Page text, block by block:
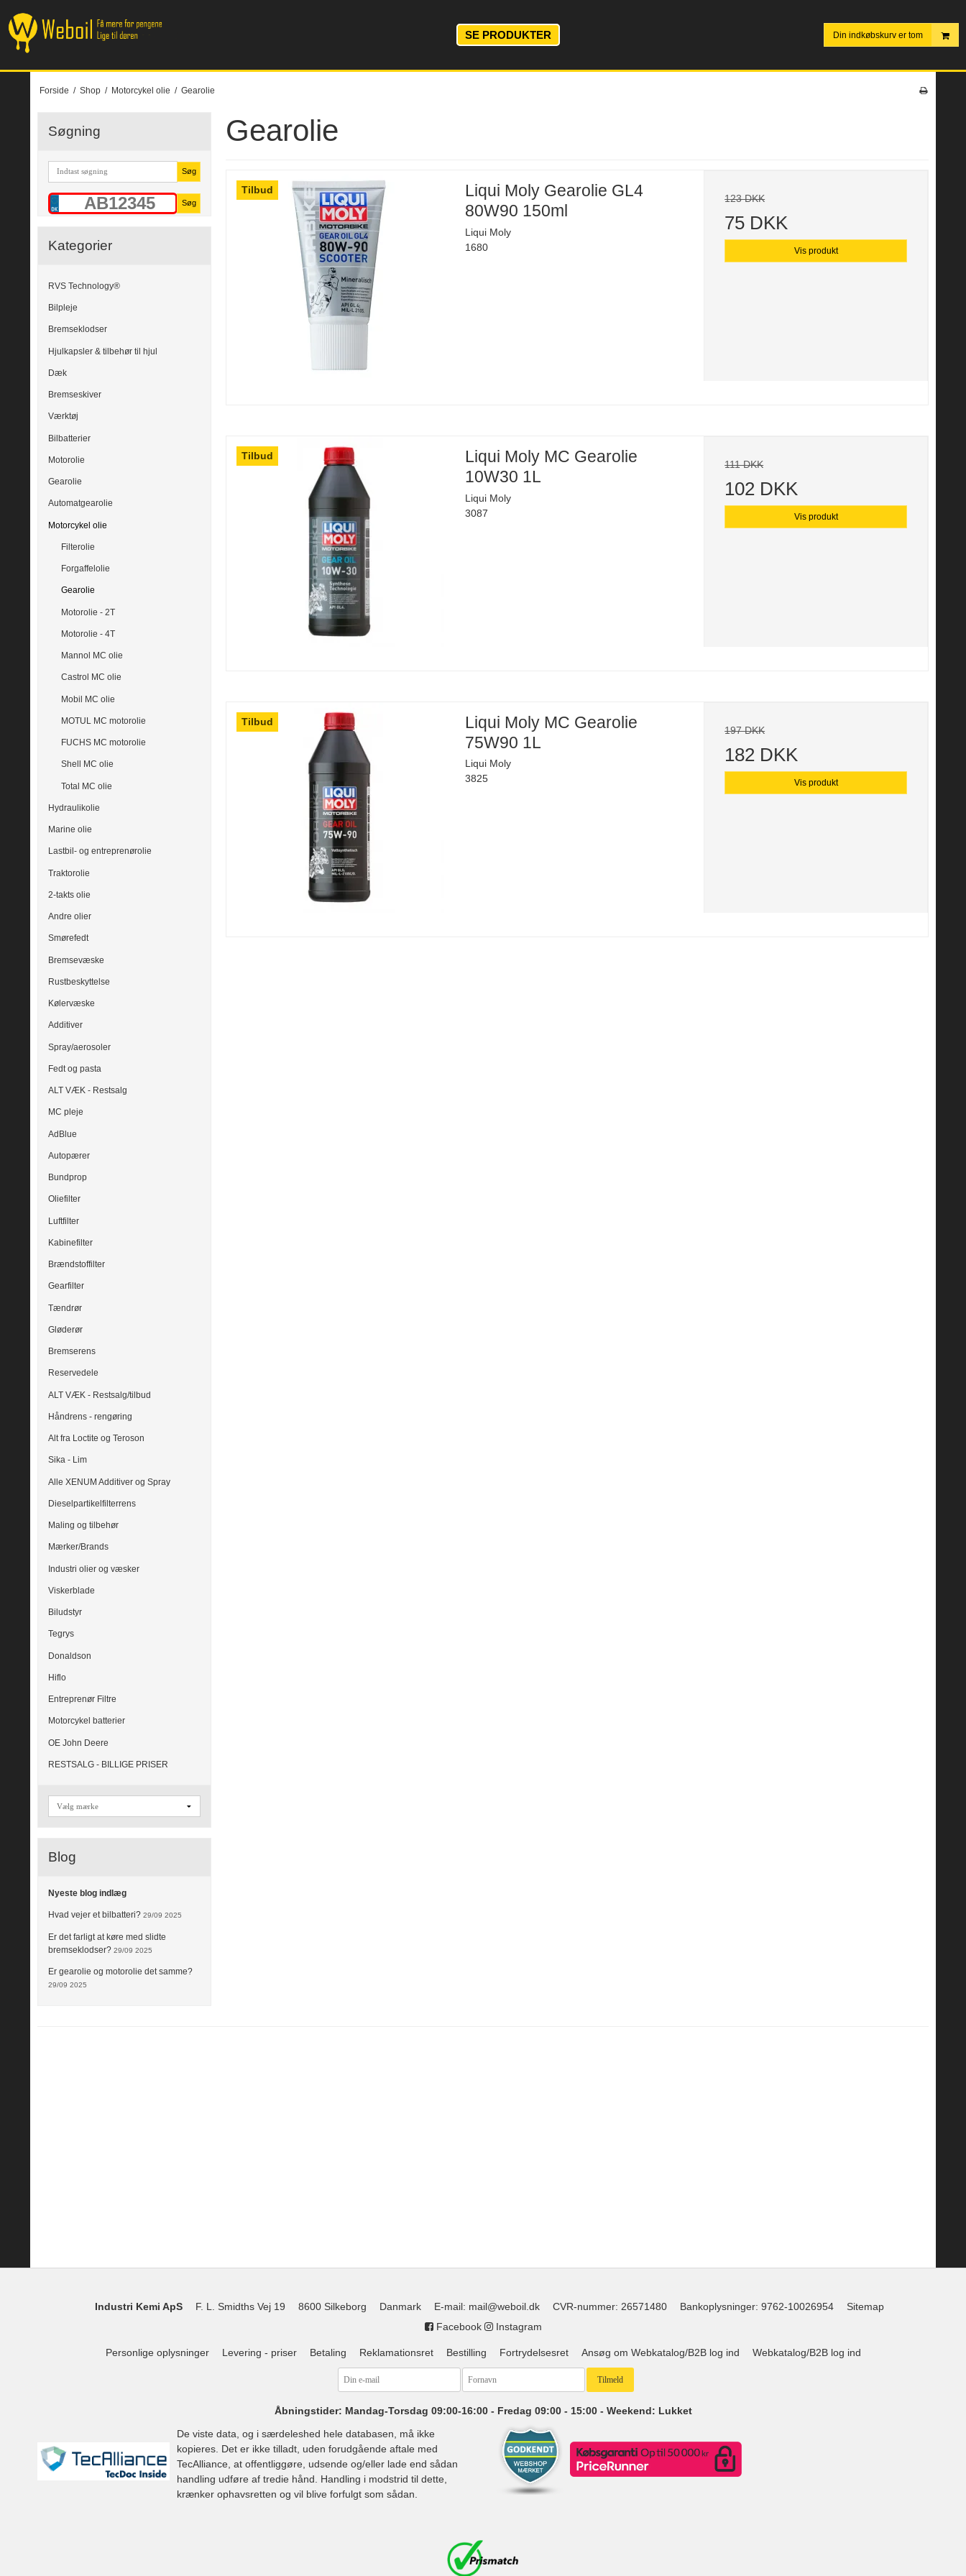
SE PRODUKTER Din indkøbskurv er tom
Forside / Shop / Motorcykel olie / Gearolie
Søgning
Søg
Søg
Kategorier
RVS Technology®
Bilpleje
Bremseklodser
Hjulkapsler & tilbehør til hjul
Dæk
Bremseskiver
Værktøj
Bilbatterier
Motorolie
Gearolie
Automatgearolie
Motorcykel olie
Filterolie
Forgaffelolie
Gearolie
Motorolie - 2T
Motorolie - 4T
Mannol MC olie
Castrol MC olie
Mobil MC olie
MOTUL MC motorolie
FUCHS MC motorolie
Shell MC olie
Total MC olie
Hydraulikolie
Marine olie
Lastbil- og entreprenørolie
Traktorolie
2-takts olie
Andre olier
Smørefedt
Bremsevæske
Rustbeskyttelse
Kølervæske
Additiver
Spray/aerosoler
Fedt og pasta
ALT VÆK - Restsalg
MC pleje
AdBlue
Autopærer
Bundprop
Oliefilter
Luftfilter
Kabinefilter
Brændstoffilter
Gearfilter
Tændrør
Gløderør
Bremserens
Reservedele
ALT VÆK - Restsalg/tilbud
Håndrens - rengøring
Alt fra Loctite og Teroson
Sika - Lim
Alle XENUM Additiver og Spray
Dieselpartikelfilterrens
Maling og tilbehør
Mærker/Brands
Industri olier og væsker
Viskerblade
Biludstyr
Tegrys
Donaldson
Hiflo
Entreprenør Filtre
Motorcykel batterier
OE John Deere
RESTSALG - BILLIGE PRISER
Blog
Nyeste blog indlæg
Hvad vejer et bilbatteri? 29/09 2025
Er det farligt at køre med slidte
bremseklodser? 29/09 2025
Er gearolie og motorolie det samme?
29/09 2025
Gearolie
Tilbud
Liqui Moly Gearolie GL4
80W90 150ml
Liqui Moly
1680
123 DKK
75 DKK
Vis produkt
Tilbud
Liqui Moly MC Gearolie
10W30 1L
Liqui Moly
3087
111 DKK
102 DKK
Vis produkt
Tilbud
Liqui Moly MC Gearolie
75W90 1L
Liqui Moly
3825
197 DKK
182 DKK
Vis produkt
Industri Kemi ApS F. L. Smidths Vej 19 8600 Silkeborg Danmark E-mail: mail@weboil.dk CVR-nummer: 26571480 Bankoplysninger: 9762-10026954
Sitemap
Facebook
Instagram
Personlige oplysninger Levering - priser Betaling Reklamationsret Bestilling Fortrydelsesret Ansøg om Webkatalog/B2B log ind Webkatalog/B2B log ind
Åbningstider: Mandag-Torsdag 09:00-16:00 - Fredag 09:00 - 15:00 - Weekend: Lukket
De viste data, og i særdeleshed hele databasen, må ikke
kopieres. Det er ikke tilladt, uden forudgående aftale med
TecAlliance, at offentliggøre, udsende og/eller lade end sådan
handling udføre af tredie hånd. Handling i modstrid til dette,
krænker ophavsretten og vil blive forfulgt som sådan.